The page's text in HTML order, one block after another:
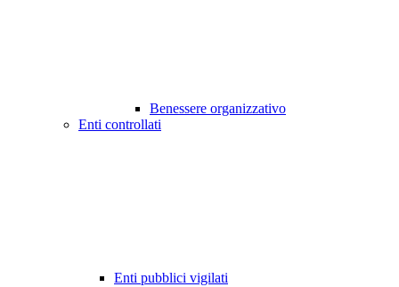
Benessere organizzativo
Enti controllati
Enti pubblici vigilati